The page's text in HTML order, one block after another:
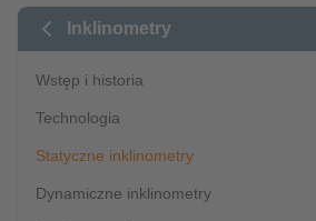
Inklinometry
Wstęp i historia
Technologia
Statyczne inklinometry
Dynamiczne inklinometry